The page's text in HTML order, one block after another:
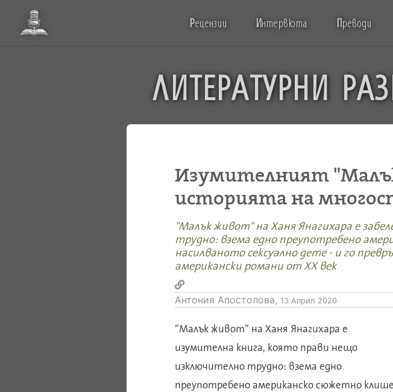
Рецензии Интервюта Преводи
ЛИТЕРАТУРНИ
Изумителният
историята на
"Малък живот" на Ханя Янагихара е
трудно: взема едно преупотребено
насилваното сексуално дете - и го
американски романи от XX век
Антония Апостолова, 13 Април 2020
“Малък живот” на Ханя Янагихара е
изумителна книга, която прави нещо
изключително трудно: взема едно
преупотребено американско сюжетно